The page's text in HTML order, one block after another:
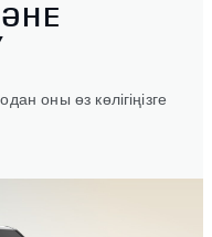
оны өз көлігіңізге